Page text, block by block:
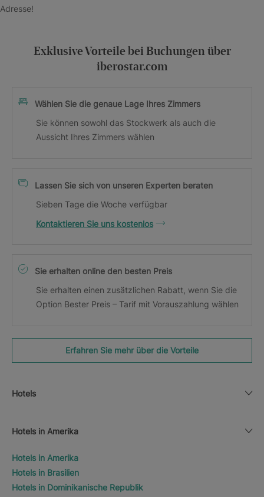
Adresse!
Exklusive Vorteile bei Buchungen über
iberostar.com
Wählen Sie die genaue Lage Ihres Zimmers
Sie können sowohl das Stockwerk als auch die
Aussicht Ihres Zimmers wählen
Lassen Sie sich von unseren Experten beraten
Sieben Tage die Woche verfügbar
Kontaktieren Sie uns kostenlos
Sie erhalten online den besten Preis
Sie erhalten einen zusätzlichen Rabatt, wenn Sie die
Option Bester Preis – Tarif mit Vorauszahlung wählen
Erfahren Sie mehr über die Vorteile
Hotels
Hotels in Amerika
Hotels in Amerika
Hotels in Brasilien
Hotels in Dominikanische Republik